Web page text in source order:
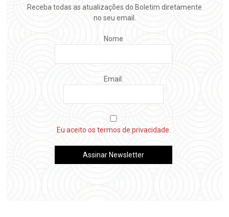
Receba todas as atualizações do Boletim diretamente
no seu email.
Nome
Email:
Eu aceito os termos de privacidade.